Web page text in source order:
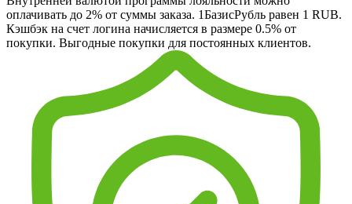
оплачивать до 2% от суммы заказа. 1БазисРубль равен 1 RUB.
Кэшбэк на счет логина начисляется в размере 0.5% от
покупки. Выгодные покупки для постоянных клиентов.